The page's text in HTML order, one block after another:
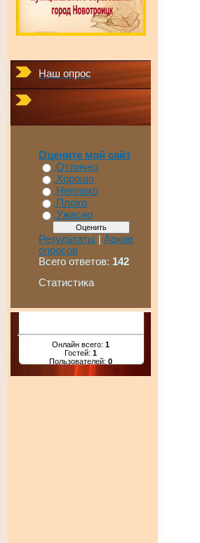
Наш опрос
Оцените мой сайт
Отлично
Хорошо
Неплохо
Плохо
Ужасно
Результаты | Архив
опросов
Всего ответов: 142
Статистика
Онлайн всего: 1
Гостей: 1
Пользователей: 0